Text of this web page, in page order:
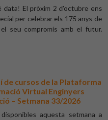
data! El pròxim 2 d'octubre ens
per celebrar els 175 anys de
seu compromís amb el futur.
de cursos de la Plataforma
Virtual Enginyers
– Setmana 33/2026
aquesta setmana a